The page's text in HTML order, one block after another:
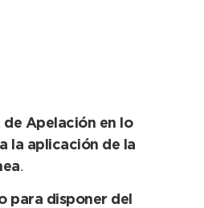
de Apelación en lo
la aplicación de la
.
para disponer del